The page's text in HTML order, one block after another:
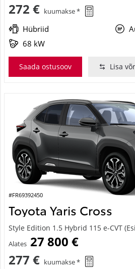
272 € kuumakse *
Hübriid
68 kW
Saada ostusoov Lisa
#FR69392450
Toyota Yaris Cross
Style Edition 1.5 Hybrid 115 e-CVT
Alates 27 800 €
277 € kuumakse *